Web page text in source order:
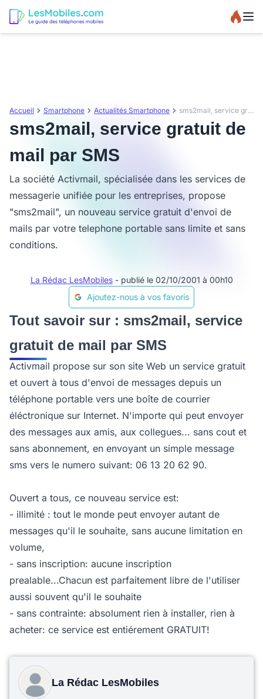
Accueil Smartphone Actualités Smartphone sms2mail, service gratuit de mail par SMS
sms2mail, service gratuit de
mail par SMS
La société Activmail, spécialisée dans les services de
messagerie unifiée pour les entreprises, propose
"sms2mail", un nouveau service gratuit d'envoi de
mails par votre telephone portable sans limite et sans
conditions.
La Rédac LesMobiles - publié le 02/10/2001 à 00h10
Ajoutez-nous à vos favoris
Tout savoir sur : sms2mail, service
gratuit de mail par SMS
Activmail propose sur son site Web un service gratuit
et ouvert à tous d'envoi de messages depuis un
téléphone portable vers une boîte de courrier
éléctronique sur Internet. N'importe qui peut envoyer
des messages aux amis, aux collegues... sans cout et
sans abonnement, en envoyant un simple message
sms vers le numero suivant: 06 13 20 62 90.
Ouvert a tous, ce nouveau service est:
- illimité : tout le monde peut envoyer autant de
messages qu'il le souhaite, sans aucune limitation en
volume,
- sans inscription: aucune inscription
prealable...Chacun est parfaitement libre de l'utiliser
aussi souvent qu'il le souhaite
- sans contrainte: absolument rien à installer, rien à
acheter: ce service est entiérement GRATUIT!
La Rédac LesMobiles